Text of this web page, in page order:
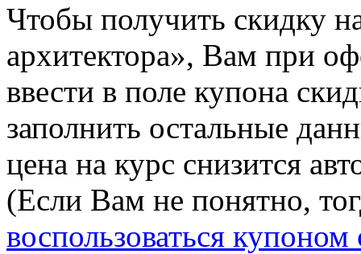
Чтобы получить скидку
архитектора», Вам при
ввести в поле купона
заполнить остальные
цена на курс снизится
(Если Вам не понятно,
воспользоваться купоном